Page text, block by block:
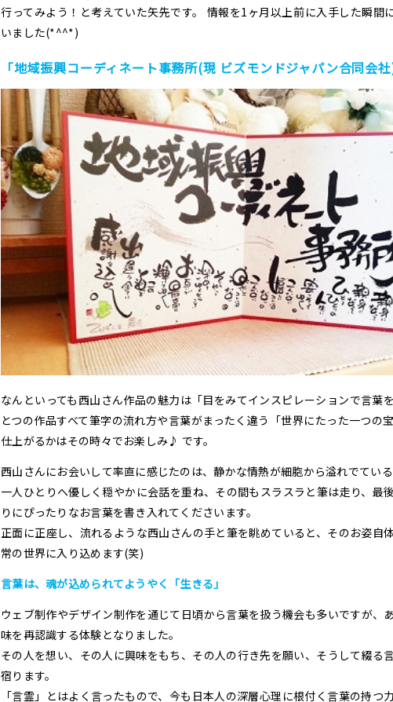
行ってみよう！と考えていた矢先です。 情報を1ヶ月以上前に入手した瞬間
いました(*^^*)
「地域振興コーディネート事務所(現 ビズモンドジャパン合同会
なんといっても西山さん作品の魅力は「目をみてインスピレーションで言葉
とつの作品すべて筆字の流れ方や言葉がまったく違う「世界にたった一つの
仕上がるかはその時々でお楽しみ♪ です。
西山さんにお会いして率直に感じたのは、静かな情熱が細胞から溢れでてい
一人ひとりへ優しく穏やかに会話を重ね、その間もスラスラと筆は走り、最
りにぴったりなお言葉を書き入れてくださいます。
正面に正座し、流れるような西山さんの手と筆を眺めていると、そのお姿自
常の世界に入り込めます(笑)
言葉は、魂が込められてようやく「生きる」
ウェブ制作やデザイン制作を通じて日頃から言葉を扱う機会も多いですが、
味を再認識する体験となりました。
その人を想い、その人に興味をもち、その人の行き先を願い、そうして綴る
宿ります。
「言霊」とはよく言ったもので、今も日本人の深層心理に根付く言葉の持つ